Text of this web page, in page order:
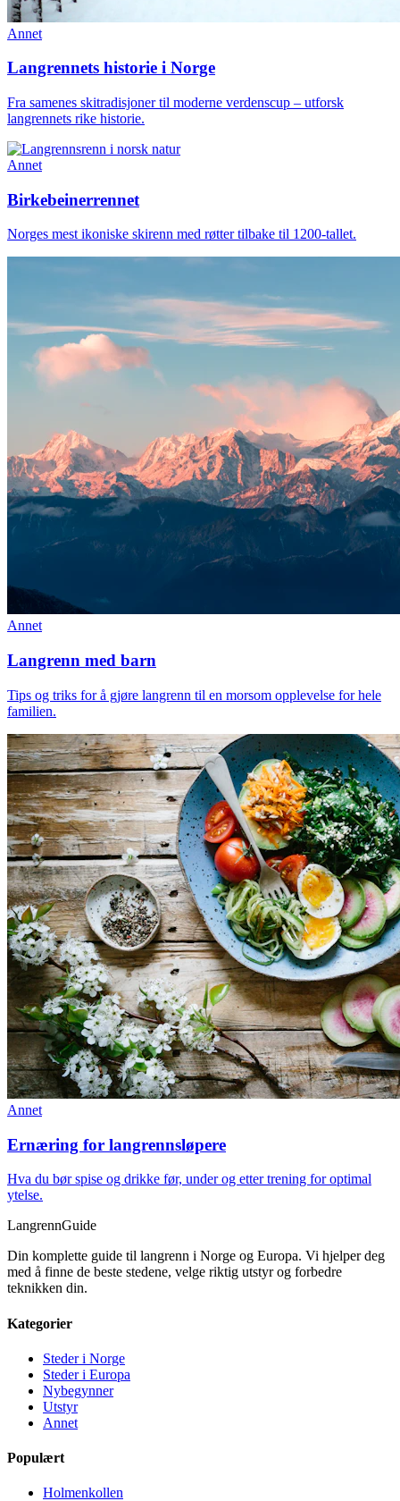
Annet
Langrennets historie i Norge
Fra samenes skitradisjoner til moderne verdenscup – utforsk
langrennets rike historie.
Annet
Birkebeinerrennet
Norges mest ikoniske skirenn med røtter tilbake til 1200-tallet.
Annet
Langrenn med barn
Tips og triks for å gjøre langrenn til en morsom opplevelse for hele
familien.
Annet
Ernæring for langrennsløpere
Hva du bør spise og drikke før, under og etter trening for optimal
ytelse.
LangrennGuide
Din komplette guide til langrenn i Norge og Europa. Vi hjelper deg
med å finne de beste stedene, velge riktig utstyr og forbedre
teknikken din.
Kategorier
Steder i Norge
Steder i Europa
Nybegynner
Utstyr
Annet
Populært
Holmenkollen